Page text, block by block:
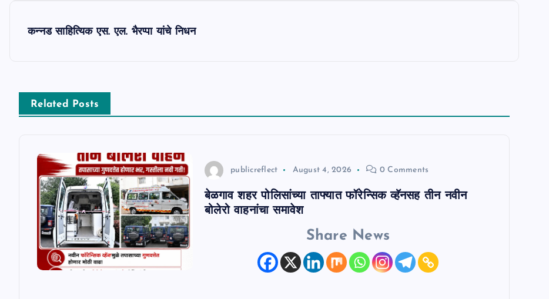
n
a
कन्नड साहित्यिक एस. एल. भैरप्पा यांचे निधन
Related Posts
publicreflect August 4, 2026 0 Comments
बेळगाव शहर पोलिसांच्या ताफ्यात फॉरेन्सिक व्हॅनसह तीन नवीन
बोलेरो वाहनांचा समावेश
Share News